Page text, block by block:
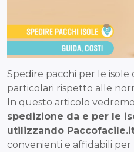
Spedire pacchi per le
particolari rispetto alle
In questo articolo vedremo
spedizione da e per le
utilizzando
convenienti e affidabili